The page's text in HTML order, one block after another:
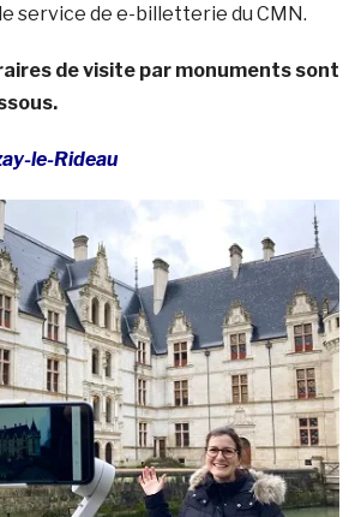
service de e-billetterie du CMN.
de visite par monuments sont
le-Rideau